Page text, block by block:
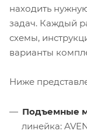
находить
задач. Каждый
схемы,
варианты
Ниже
Подъемные
линейка: